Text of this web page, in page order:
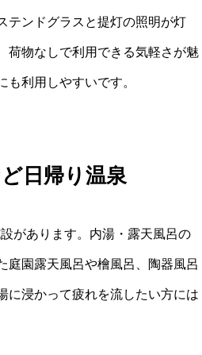
テンドグラスと提灯の照明が灯
荷物なしで利用できる気軽さが魅
利用しやすいです。
日帰り温泉
があります。内湯・露天風呂の
庭園露天風呂や檜風呂、陶器風呂
に浸かって疲れを流したい方には